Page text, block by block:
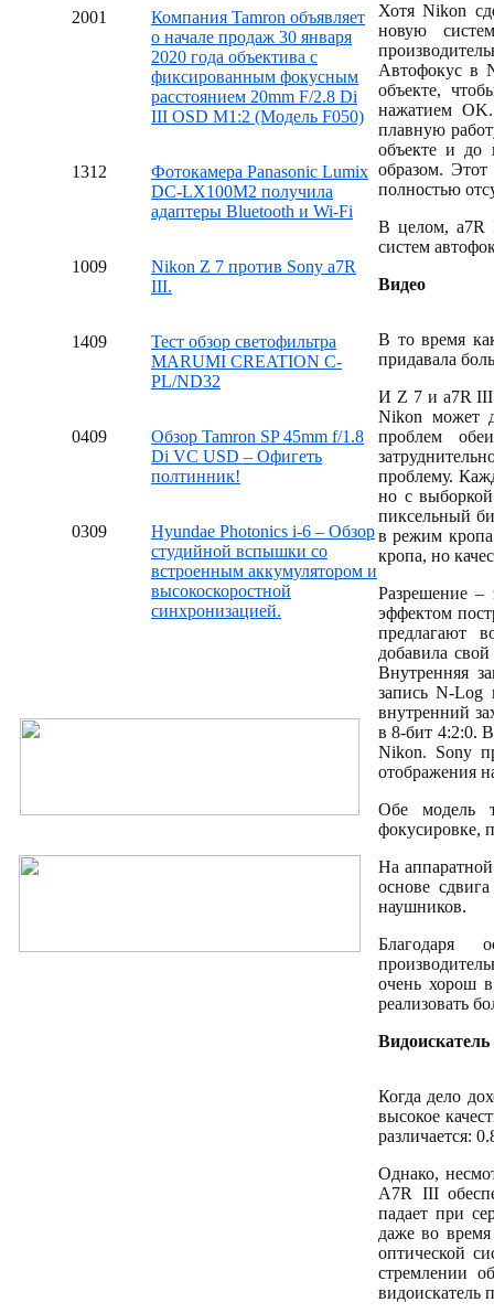
2001
Компания Tamron объявляет
о начале продаж 30 января
2020 года объектива с
фиксированным фокусным
расстоянием 20mm F/2.8 Di
III OSD M1:2 (Модель F050)
1312
Фотокамера Panasonic Lumix
DC-LX100M2 получила
адаптеры Bluetooth и Wi-Fi
1009
Nikon Z 7 против Sony a7R
III.
1409
Тест обзор светофильтра
MARUMI CREATION C-
PL/ND32
0409
Обзор Tamron SP 45mm f/1.8
Di VC USD – Офигеть
полтинник!
0309
Hyundae Photonics i-6 – Обзор
студийной вспышки со
встроенным аккумулятором и
высокоскоростной
синхронизацией.
Хотя Nikon
новую
Автофокус в
объекте,
нажатием
плавную
объекте и до
образом.
полностью
В целом, a7R
систем
Видео
В то время
придавала
И Z 7 и a7R III
Nikon может
проблем
проблему.
но с
пиксельный
в режим
кропа, но
Разрешение –
эффектом
предлагают
добавила
Внутренняя
запись N-Log
внутренний
в 8-бит 4:2:0.
Nikon. Sony
отображения
Обе модель
фокусировке,
На
основе
наушников.
Благодаря
очень хорош
реализовать
Видоискатель
Когда дело
высокое
различается:
Однако,
A7R III
падает при
даже во
оптической
стремлении
видоискатель